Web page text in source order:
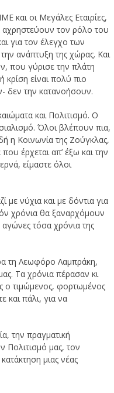
και οι Μεγάλες Εταιρίες,
αχρηστεύουν τον ρόλο του
για τον έλεγχο των
ανάπτυξη της χώρας. Και
που γύρισε την πλάτη
κρίση είναι πολύ πιο
δεν την κατανοήσουν.
και Πολιτισμό. Ο
Όλοι βλέπουν πια,
η Κοινωνία της Ζούγκλας,
έρχεται απ’ έξω και την
είμαστε όλοι
με νύχια και με δόντια για
χρόνια θα ξαναρχόμουν
τόσα χρόνια της
τη Λεωφόρο Λαμπράκη,
Τα χρόνια πέρασαν κι
ο τιμώμενος, φορτωμένος
και πάλι, για να
την πραγματική
Πολιτισμό μας, τον
μιας νέας